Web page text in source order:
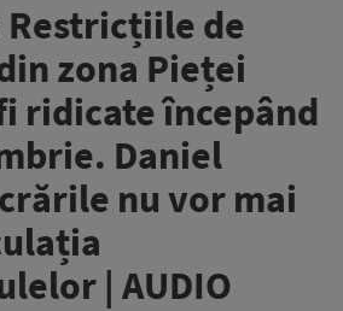
de
zona Pieței
ridicate începând
Daniel
nu vor mai
| AUDIO